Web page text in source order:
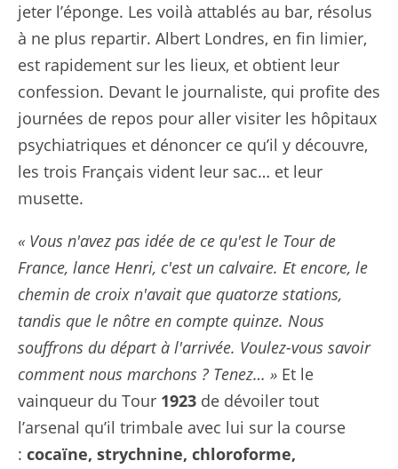
jeter l’éponge. Les voilà attablés au bar, résolus
à ne plus repartir. Albert Londres, en fin limier,
est rapidement sur les lieux, et obtient leur
confession. Devant le journaliste, qui profite des
journées de repos pour aller visiter les hôpitaux
psychiatriques et dénoncer ce qu’il y découvre,
les trois Français vident leur sac… et leur
musette.
« Vous n'avez pas idée de ce qu'est le Tour de
France, lance Henri, c'est un calvaire. Et encore, le
chemin de croix n'avait que quatorze stations,
tandis que le nôtre en compte quinze. Nous
souffrons du départ à l'arrivée. Voulez-vous savoir
comment nous marchons ? Tenez… » Et le
vainqueur du Tour 1923 de dévoiler tout
l’arsenal qu’il trimbale avec lui sur la course
: cocaïne, strychnine, chloroforme,